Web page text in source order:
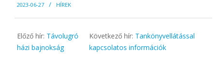
06-
27
2023-06-27 HÍREK
Előző hír: Távolugró
házi bajnokság
Következő hír: Tankönyvellátással
kapcsolatos információk